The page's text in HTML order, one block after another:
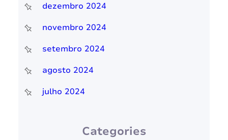
dezembro 2024
novembro 2024
setembro 2024
agosto 2024
julho 2024
Categories